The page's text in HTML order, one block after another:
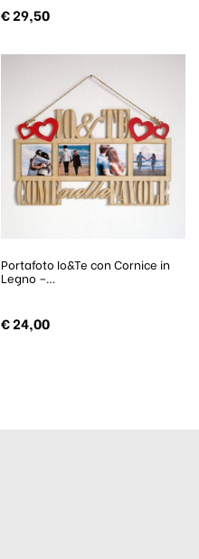
€29,50
Portafoto Io&Te con Cornice in
Legno –…
€24,00